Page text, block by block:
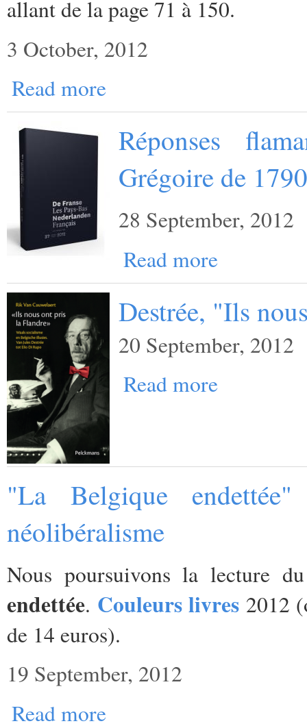
allant de la page 71 à 150.
3 October, 2012
Read more
Réponses
Grégoire de
28 September, 2012
Read more
Destrée, "Ils
20 September, 2012
Read more
"La Belgique
néolibéralisme
Nous poursuivons la lecture
endettée. Couleurs livres 2012
de 14 euros).
19 September, 2012
Read more